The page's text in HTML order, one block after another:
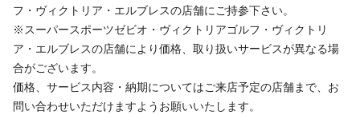
フ・ヴィクトリア・エルブレスの店舗にご持参下さい。
※スーパースポーツゼビオ・ヴィクトリアゴルフ・ヴィクトリ
ア・エルブレスの店舗により価格、取り扱いサービスが異なる場
合がございます。
価格、サービス内容・納期についてはご来店予定の店舗まで、お
問い合わせいただけますようお願いいたします。